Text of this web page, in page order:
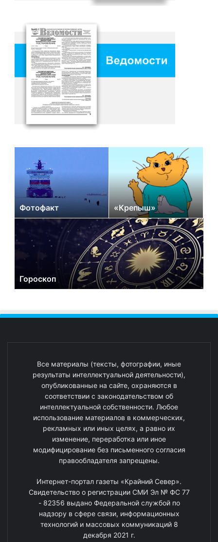
Фотофакт «Крепыш»
Гороскоп
Все материалы (тексты, фотографии, иные
результаты интеллектуальной деятельности),
опубликованные на сайте, охраняются в
соответствии с законодательством об
интеллектуальной собственности. Любое
использование материалов в коммерческих,
рекламных или иных целях, а равно их
изменение, переработка или иное
модифицирование без письменного согласия
правообладателя запрещены.
Интернет-портал газеты «Крайний Север».
Свидетельство о регистрации СМИ Эл № ФС 77
- 82356 выдано Федеральной службой по
надзору в сфере связи, информационных
технологий и массовых коммуникаций 8
декабря 2021 г.